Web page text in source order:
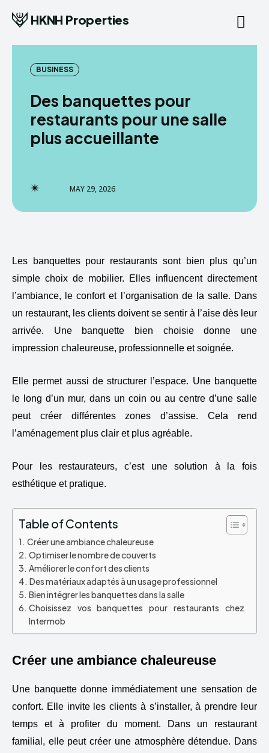
HKNH Properties
BUSINESS
Des banquettes pour
restaurants pour une salle
plus accueillante
MAY 29, 2026
Les banquettes pour restaurants sont bien plus qu’un
simple choix de mobilier. Elles influencent directement
l’ambiance, le confort et l’organisation de la salle. Dans
un restaurant, les clients doivent se sentir à l’aise dès leur
arrivée. Une banquette bien choisie donne une
impression chaleureuse, professionnelle et soignée.
Elle permet aussi de structurer l’espace. Une banquette
le long d’un mur, dans un coin ou au centre d’une salle
peut créer différentes zones d’assise. Cela rend
l’aménagement plus clair et plus agréable.
Pour les restaurateurs, c’est une solution à la fois
esthétique et pratique.
Table of Contents
Créer une ambiance chaleureuse
Optimiser le nombre de couverts
Améliorer le confort des clients
Des matériaux adaptés à un usage professionnel
Bien intégrer les banquettes dans la salle
Choisissez vos banquettes pour restaurants chez
Intermob
Créer une ambiance chaleureuse
Une banquette donne immédiatement une sensation de
confort. Elle invite les clients à s’installer, à prendre leur
temps et à profiter du moment. Dans un restaurant
familial, elle peut créer une atmosphère détendue. Dans